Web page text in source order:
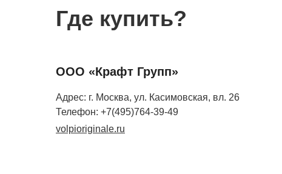
Где купить?
Адрес: г. Москва, ул. Касимовская, вл. 26
Телефон: +7(495)764-39-49
ООО «Крафт Групп»
volpioriginale.ru